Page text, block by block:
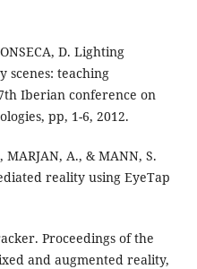
D. Lighting
scenes: teaching
Iberian conference on
pp, 1-6, 2012.
MARJAN, A., & MANN, S.
reality using EyeTap
Proceedings of the
and augmented reality,